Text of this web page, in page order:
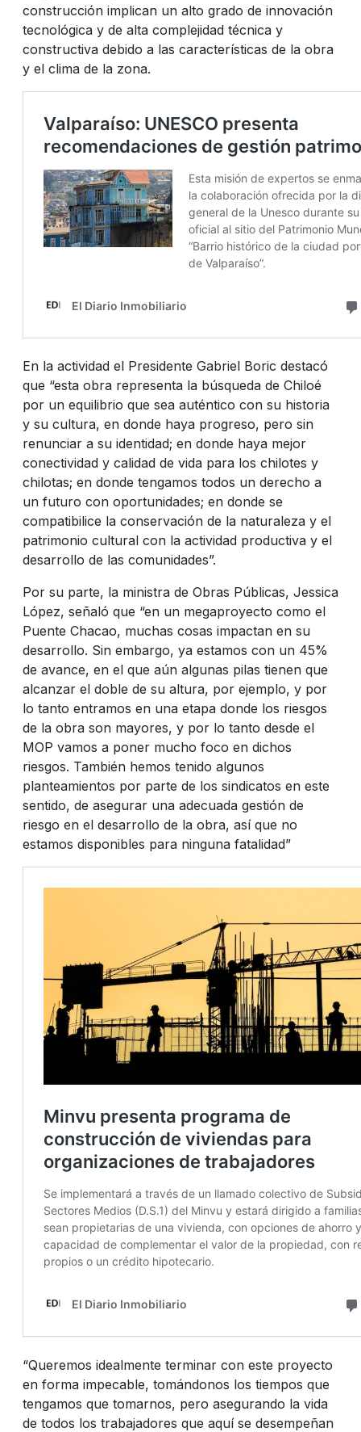
construcción implican un alto grado de innovación
tecnológica y de alta complejidad técnica y
constructiva debido a las características de la obra
y el clima de la zona.
En la actividad el Presidente Gabriel Boric destacó
que “esta obra representa la búsqueda de Chiloé
por un equilibrio que sea auténtico con su historia
y su cultura, en donde haya progreso, pero sin
renunciar a su identidad; en donde haya mejor
conectividad y calidad de vida para los chilotes y
chilotas; en donde tengamos todos un derecho a
un futuro con oportunidades; en donde se
compatibilice la conservación de la naturaleza y el
patrimonio cultural con la actividad productiva y el
desarrollo de las comunidades”.
Por su parte, la ministra de Obras Públicas, Jessica
López, señaló que “en un megaproyecto como el
Puente Chacao, muchas cosas impactan en su
desarrollo. Sin embargo, ya estamos con un 45%
de avance, en el que aún algunas pilas tienen que
alcanzar el doble de su altura, por ejemplo, y por
lo tanto entramos en una etapa donde los riesgos
de la obra son mayores, y por lo tanto desde el
MOP vamos a poner mucho foco en dichos
riesgos. También hemos tenido algunos
planteamientos por parte de los sindicatos en este
sentido, de asegurar una adecuada gestión de
riesgo en el desarrollo de la obra, así que no
estamos disponibles para ninguna fatalidad”
“Queremos idealmente terminar con este proyecto
en forma impecable, tomándonos los tiempos que
tengamos que tomarnos, pero asegurando la vida
de todos los trabajadores que aquí se desempeñan